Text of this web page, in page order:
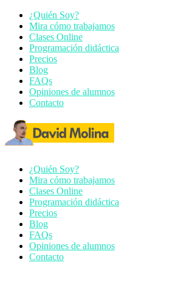
¿Quién Soy?
Mira cómo trabajamos
Clases Online
Programación didáctica
Precios
Blog
FAQs
Opiniones de alumnos
Contacto
¿Quién Soy?
Mira cómo trabajamos
Clases Online
Programación didáctica
Precios
Blog
FAQs
Opiniones de alumnos
Contacto